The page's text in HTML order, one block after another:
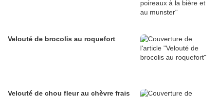
Velouté de brocolis au roquefort
Velouté de chou fleur au chèvre frais